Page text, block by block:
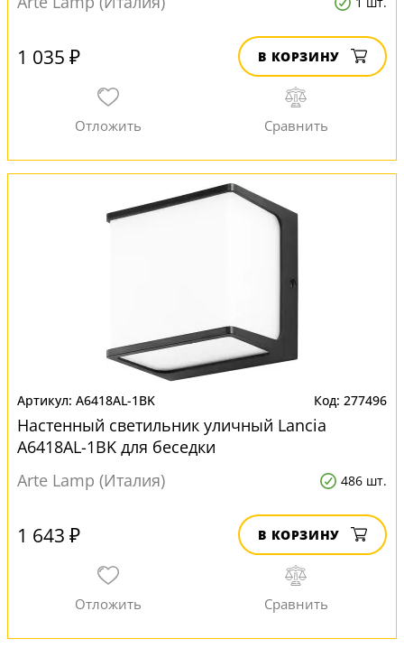
1 035 ₽ В КОРЗИНУ
A6418AL-1BK 277496
Настенный светильник уличный Lancia
A6418AL-1BK для беседки
Arte Lamp (Италия)
486 шт.
1 643 ₽ В КОРЗИНУ